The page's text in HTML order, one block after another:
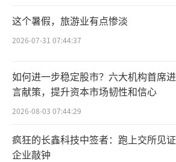
这个暑假，旅游业有点惨淡
2026-07-31 07:44:37
如何进一步稳定股市？六大机构首席进
言献策，提升资本市场韧性和信心
2026-08-03 07:44:29
疯狂的长鑫科技中签者：跑上交所见证
企业敲钟